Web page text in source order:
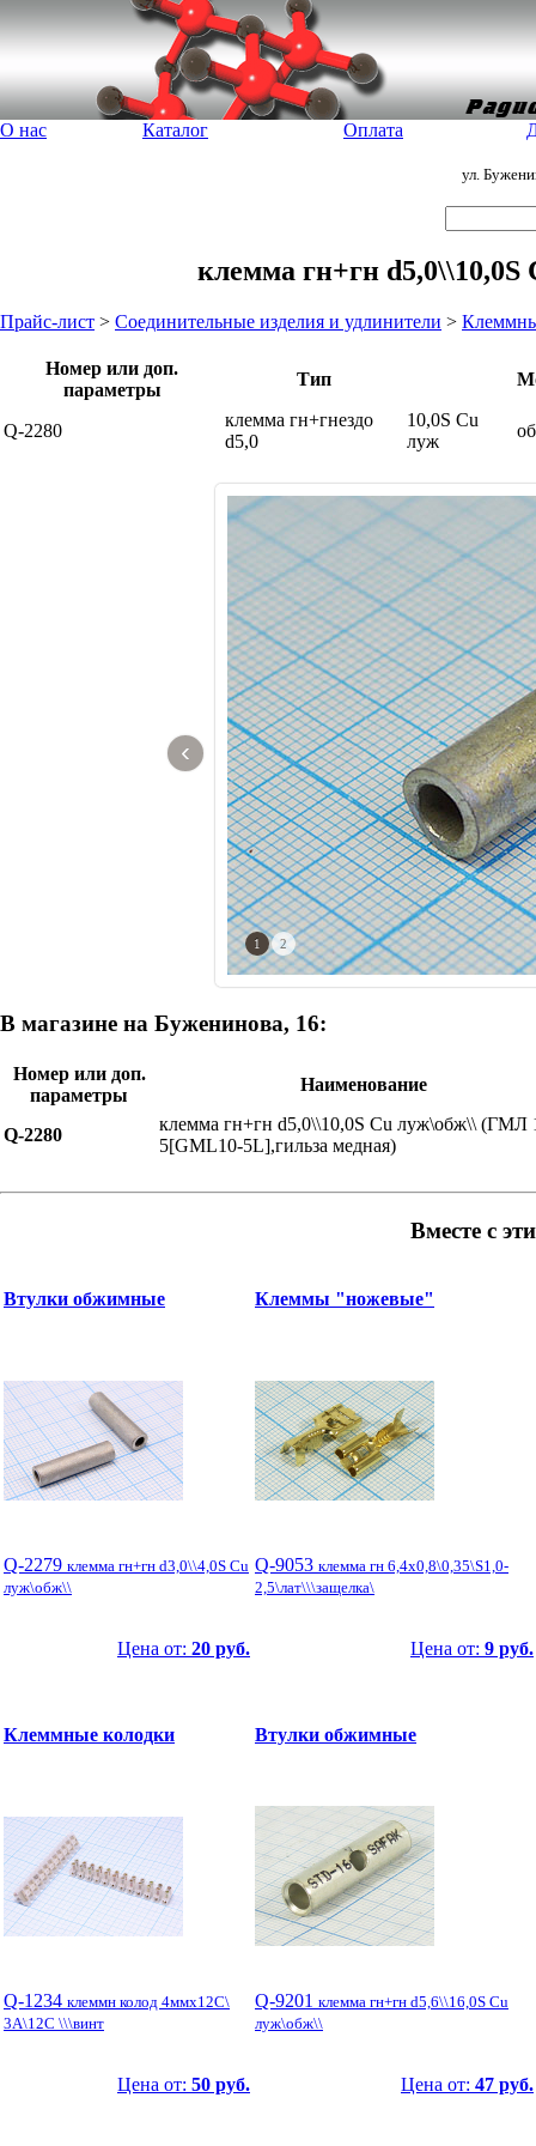
О нас Каталог Оплата
ул.
клемма гн+гн
Прайс-лист > Соединительные изделия и удлинители >
Номер или доп.
параметры
Тип
Q-2280
клемма гн+гнездо
d5,0
10,0S Cu
луж
‹
1 2
В магазине на Буженинова, 16:
Номер или доп.
параметры
Наименование
Q-2280
клемма гн+гн d5,0\\10,0S Cu луж\обж\\ (ГМЛ
5[GML10-5L],гильза медная)
Вместе с
Втулки обжимные
Q-2279 клемма гн+гн d3,0\\4,0S Cu
луж\обж\\
Цена от: 20 руб.
Клеммы "ножевые"
Q-9053 клемма гн 6,4x0,8\0,35\S1,0-
2,5\лат\\\защелка\
Цена от: 9 руб.
Клеммные колодки
Q-1234 клеммн колод 4ммx12C\
3А\12C \\\винт
Цена от: 50 руб.
Втулки обжимные
Q-9201 клемма гн+гн d5,6\\16,0S Cu
луж\обж\\
Цена от: 47 руб.